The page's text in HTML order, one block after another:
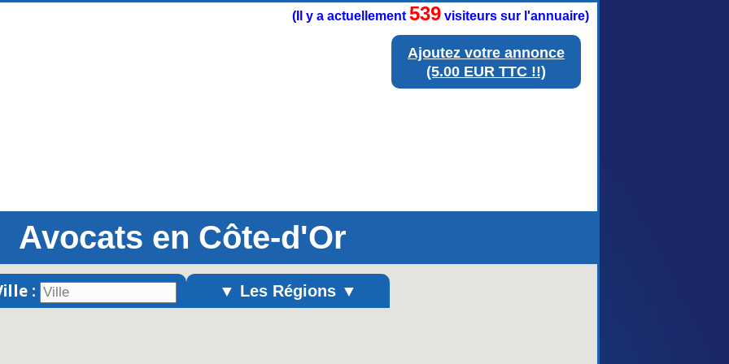
Ajoutez votre annonce
(5.00 EUR TTC !!)
(Il y a actuellement 539 visiteurs sur l'annuaire)
Avocats en Côte-d'Or
: ▼ Les Régions ▼